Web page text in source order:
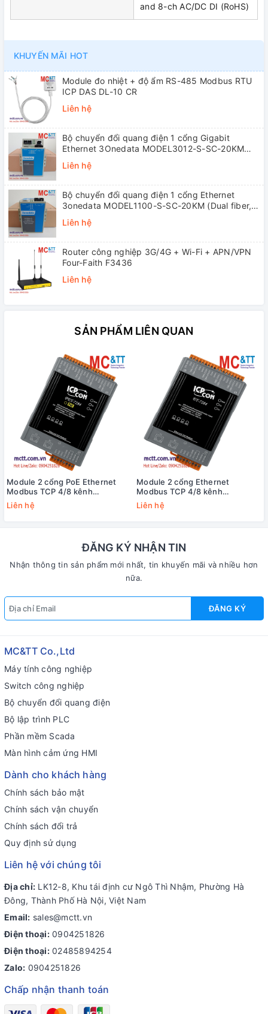
and 8-ch AC/DC DI (RoHS)
KHUYẾN MÃI HOT
Module đo nhiệt + độ ẩm RS-485 Modbus RTU
ICP DAS DL-10 CR
Liên hệ
Bộ chuyển đổi quang điện 1 cổng Gigabit
Ethernet 3Onedata MODEL3012-S-SC-20KM
Liên hệ
Bộ chuyển đổi quang điện 1 cổng Ethernet
3onedata MODEL1100-S-SC-20KM (Dual fiber,
Liên hệ
Router công nghiệp 3G/4G + Wi-Fi + APN/VPN
Four-Faith F3436
Liên hệ
SẢN PHẨM LIÊN QUAN
Module 2 cổng PoE Ethernet
Modbus TCP 4/8 kênh
Counter/Frequency/Encoder +4
kênh DO ICP DAS PET-7284 CR
Liên hệ
Module 2 cổng Ethernet
Modbus TCP 4/8 kênh
Counter/Frequency/Encoder +4
kênh DO ICP DAS ET-7284 CR
Liên hệ
ĐĂNG KÝ NHẬN TIN
Nhận thông tin sản phẩm mới nhất, tin khuyến mãi và nhiều hơn
nữa.
ĐĂNG KÝ
MC&TT Co.,Ltd
Máy tính công nghiệp
Switch công nghiệp
Bộ chuyển đổi quang điện
Bộ lập trình PLC
Phần mềm Scada
Màn hình cảm ứng HMI
Dành cho khách hàng
Chính sách bảo mật
Chính sách vận chuyển
Chính sách đổi trả
Quy định sử dụng
Liên hệ với chúng tôi
Địa chỉ: LK12-8, Khu tái định cư Ngô Thì Nhậm, Phường Hà
Đông, Thành Phố Hà Nội, Việt Nam
Email: sales@mctt.vn
Điện thoại: 0904251826
Điện thoại: 02485894254
Zalo: 0904251826
Chấp nhận thanh toán